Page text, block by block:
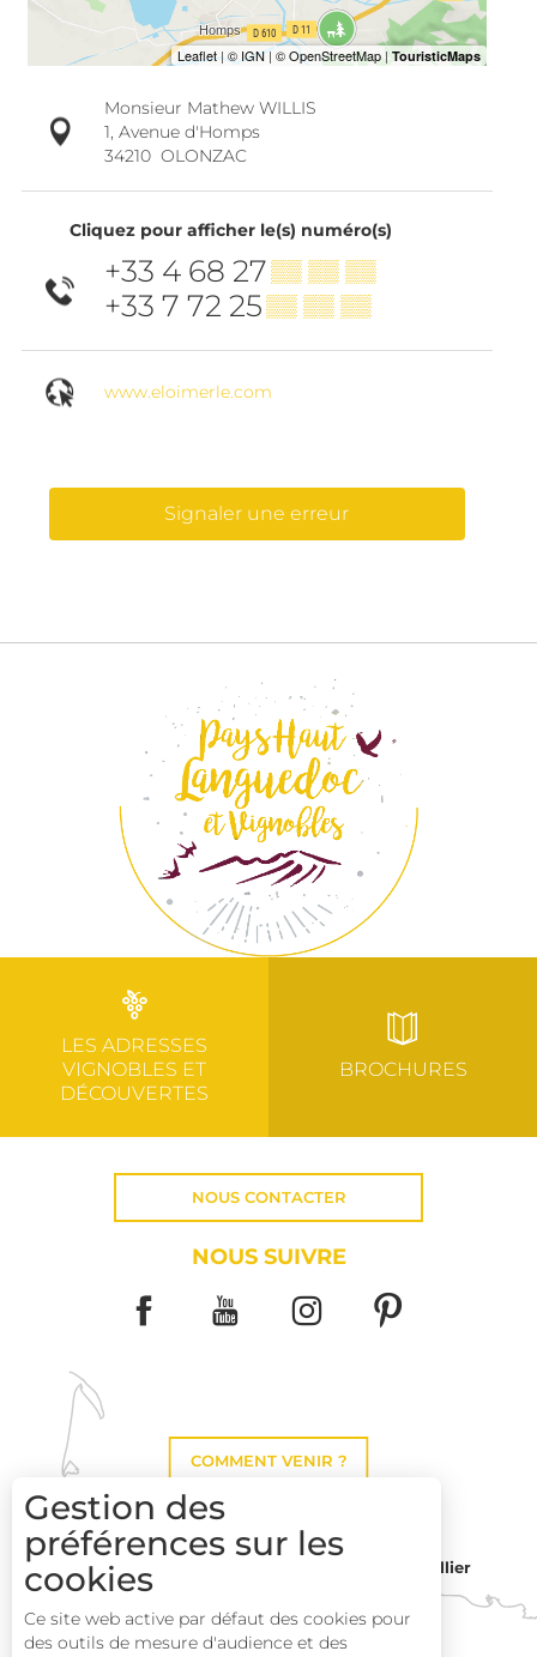
Description
Monsieur Mathew WILLIS
1, Avenue d'Homps
34210 OLONZAC
Cliquez pour afficher le(s) numéro(s)
+33 4 68 27▒▒ ▒▒ ▒▒
+33 7 72 25▒▒ ▒▒ ▒▒
www.eloimerle.com
Signaler une erreur
LES ADRESSES
VIGNOBLES ET
DÉCOUVERTES
BROCHURES
NOUS CONTACTER
NOUS SUIVRE
COMMENT VENIR ?
Montpellier
Gestion des
préférences sur les
cookies
Ce site web active par défaut des cookies pour
des outils de mesure d'audience et des